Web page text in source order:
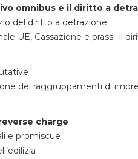
omnibus e il diritto a
del diritto a detrazione
UE, Cassazione e prassi: il
dei raggruppamenti di
charge
e promiscue